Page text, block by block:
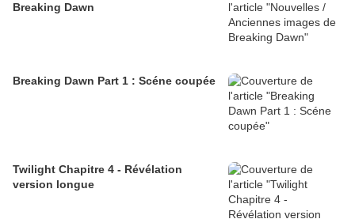
Breaking Dawn
Breaking Dawn Part 1 : Scéne coupée
Twilight Chapitre 4 - Révélation
version longue